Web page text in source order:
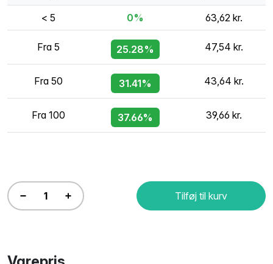
< 5 0% 63,62 kr.
Fra 5 25.28% 47,54 kr.
Fra 50 31.41% 43,64 kr.
Fra 100 37.66% 39,66 kr.
Tilføj til kurv